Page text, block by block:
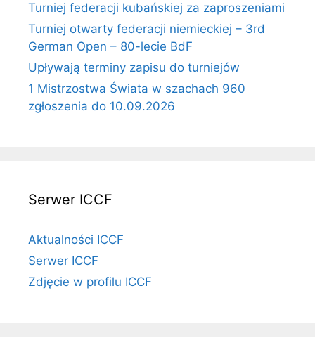
Turniej federacji kubańskiej za zaproszeniami
Turniej otwarty federacji niemieckiej – 3rd
German Open – 80-lecie BdF
Upływają terminy zapisu do turniejów
1 Mistrzostwa Świata w szachach 960
zgłoszenia do 10.09.2026
Serwer ICCF
Aktualności ICCF
Serwer ICCF
Zdjęcie w profilu ICCF